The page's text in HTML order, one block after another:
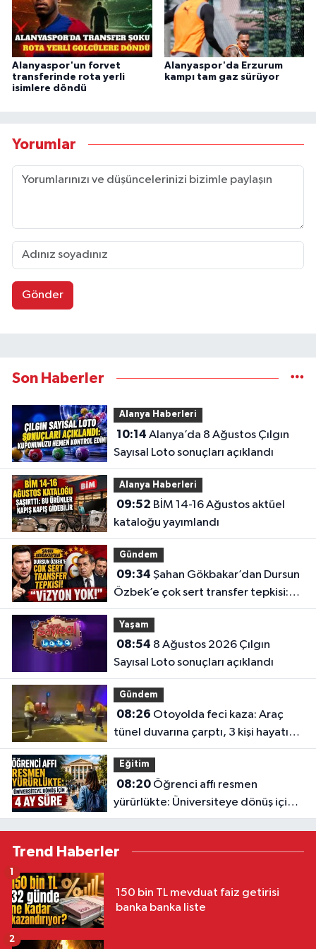
Alanyaspor'un forvet
transferinde rota yerli
isimlere döndü
Alanyaspor'da Erzurum
kampı tam gaz sürüyor
Yorumlar
Gönder
Son Haberler
Alanya Haberleri
10:14
Sayısal Loto sonuçları açıklandı
Alanya Haberleri
09:52
kataloğu yayımlandı
Gündem
09:34
Özbek’e çok sert transfer tepkisi:
“Vizyon yok!”
Yaşam
08:54
Sayısal Loto sonuçları açıklandı
Gündem
08:26
tünel duvarına çarptı, 3 kişi hayatını
kaybetti
Eğitim
08:20Öğrenci affı resmen
yürürlükte: Üniversiteye dönüş için 4
ay süre
Trend Haberler
150 bin TL mevduat faiz getirisi
banka banka liste
1
2